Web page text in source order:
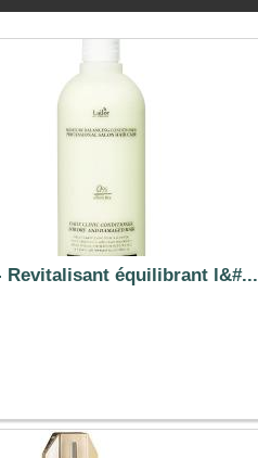
Revitalisant équilibrant l&#...